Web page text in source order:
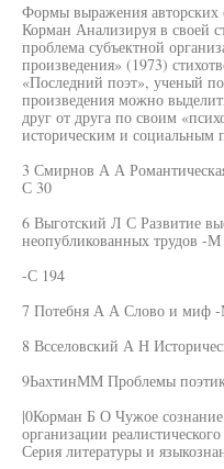
Формы выражения авторских
Корман Анализируя в своей
проблема субъектной
произведения» (1973)
«Последний поэт», ученый
произведения можно
друг от друга по своим
историческим и социальным
3 Смирнов А А
С 30
6 Выготский Л С Развитие
неопубликованных трудов -
-С 194
7 Потебня А А Слово и миф
8 Всселовский А Н
9ЬахтинММ Проблемы
|0Корман Б О Чужое
организации
Серия литературы и